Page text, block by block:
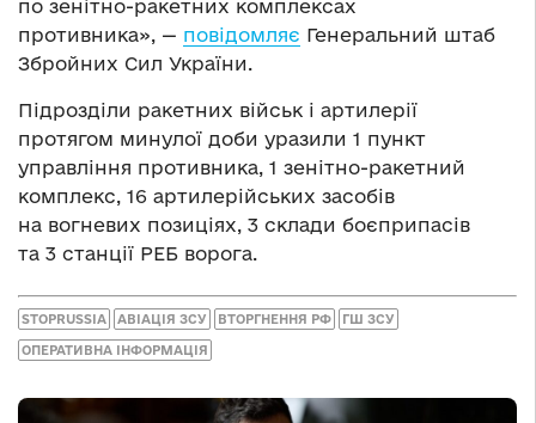
по зенітно-ракетних комплексах
противника», — повідомляє Генеральний штаб
Збройних Сил України.
Підрозділи ракетних військ і артилерії
протягом минулої доби уразили 1 пункт
управління противника, 1 зенітно-ракетний
комплекс, 16 артилерійських засобів
на вогневих позиціях, 3 склади боєприпасів
та 3 станції РЕБ ворога.
STOPRUSSIA АВІАЦІЯ ЗСУ ВТОРГНЕННЯ РФ ГШ ЗСУ
ОПЕРАТИВНА ІНФОРМАЦІЯ